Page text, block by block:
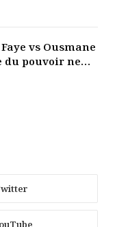
vs Ousmane
du pouvoir ne
les liens de la